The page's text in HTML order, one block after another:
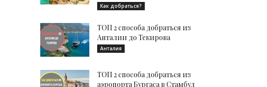
Как добраться?
ТОП 2 способа добраться из
Анталии до Текирова
Анталия
ТОП 2 способа добраться из
аэропорта Бургаса в Стамбул